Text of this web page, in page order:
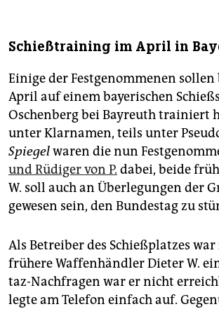
Schießtraining im April in
Einige der Festgenommenen
April auf einem bayerischen
Oschenberg bei Bayreuth trainiert
unter Klarnamen, teils unter
Spiegelwaren die nun
und Rüdiger von P. dabei, beide
W. soll auch an Überlegungen der
gewesen sein, den Bundestag zu
Als Betreiber des Schießplatzes
frühere Waffenhändler Dieter W.
taz-Nachfragen war er nicht
legte am Telefon einfach auf.